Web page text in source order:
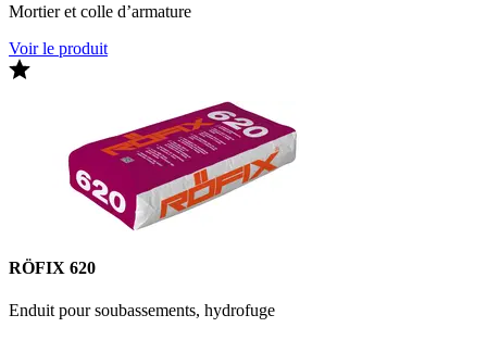
Mortier et colle d’armature
Voir le produit
RÖFIX 620
Enduit pour soubassements, hydrofuge